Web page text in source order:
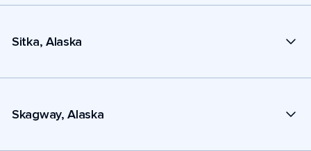
Sitka, Alaska
Skagway, Alaska